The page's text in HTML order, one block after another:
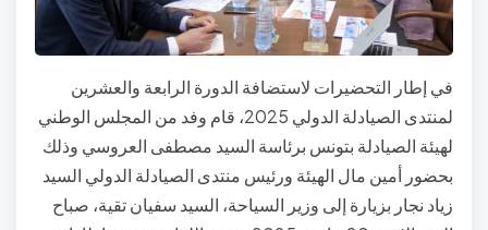
في إطار التحضيرات لاستضافة الدورة الرابعة والعشرين
لمنتدى الصيادلة الدولي 2025، قام وفد من المجلس الوطني
لهيئة الصيادلة بتونس برئاسة السيد مصطفى العروسي وذلك
بحضور أمين مال الهيئة ورئيس منتدى الصيادلة الدولي السيد
زياد نجار بزيارة إلى وزير السياحة، السيد سفيان تقية، صباح